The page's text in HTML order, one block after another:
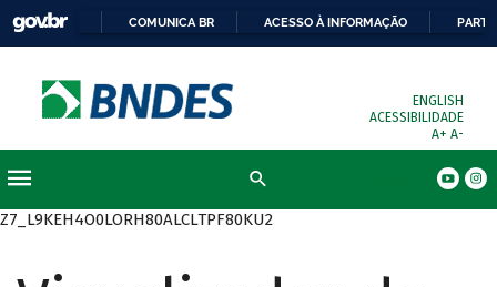
COMUNICA BR ACESSO À INFORMAÇÃO
ENGLISH
ACESSIBILIDADE
A+ A-
Z7_L9KEH4O0LORH80ALCLTPF80KU2